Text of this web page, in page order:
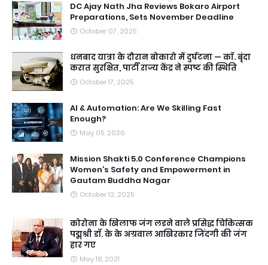
DC Ajay Nath Jha Reviews Bokaro Airport
Preparations, Sets November Deadline
October 07, 2025
धनबाद यात्रा के दौरान बोकारो में दुर्घटना — काॅ. बृंदा
करात सुरक्षित, पार्टी राज्य केंद्र ने स्पष्ट की स्थिति
October 17, 2025
AI & Automation: Are We Skilling Fast
Enough?
May 05, 2026
Mission Shakti 5.0 Conference Champions
Women’s Safety and Empowerment in
Gautam Buddha Nagar
October 12, 2025
कोरोना के खिलाफ जंग लडने वाले प्रसिद्ध चिकित्सक
पद्मश्री डॉ. के के अग्रवाल आखिरकार जिंदगी की जंग
हार गए
May 18, 2021